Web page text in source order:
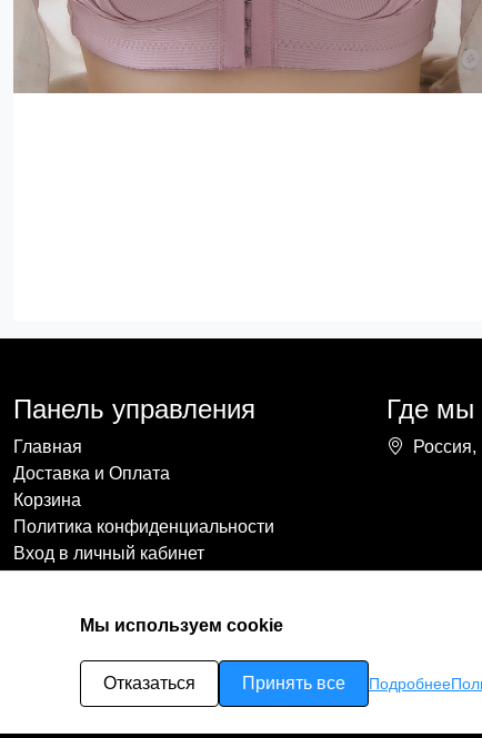
Панель управления
Главная
Доставка и Оплата
Корзина
Политика конфиденциальности
Вход в личный кабинет
Где мы
Мы используем cookie
Отказаться Принять все Подробнее